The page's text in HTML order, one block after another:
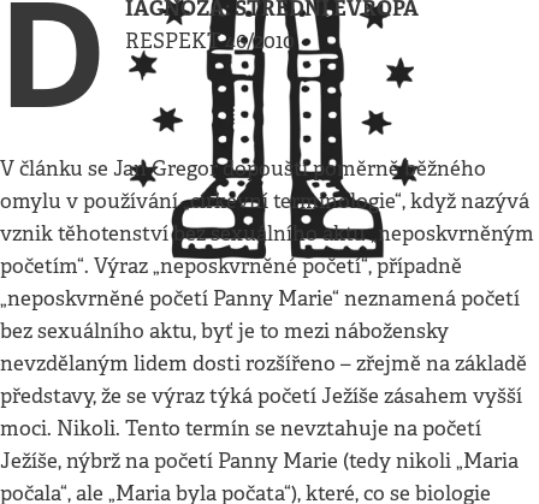
D IAGNÓZA: STŘEDNÍ EVROPA
RESPEKT 46/2010
V článku se Jan Gregor dopouští poměrně běžného
omylu v používání „církevní terminologie“, když nazývá
vznik těhotenství bez sexuálního aktu „neposkvrněným
početím“. Výraz „neposkvrněné početí“, případně
„neposkvrněné početí Panny Marie“ neznamená početí
bez sexuálního aktu, byť je to mezi nábožensky
nevzdělaným lidem dosti rozšířeno – zřejmě na základě
představy, že se výraz týká početí Ježíše zásahem vyšší
moci. Nikoli. Tento termín se nevztahuje na početí
Ježíše, nýbrž na početí Panny Marie (tedy nikoli „Maria
počala“, ale „Maria byla počata“), které, co se biologie